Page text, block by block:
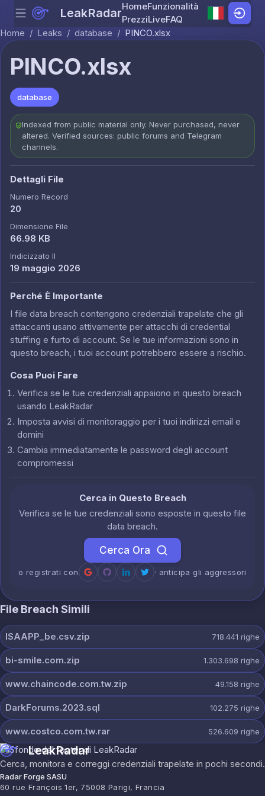
Skip to content
Menu LeakRadarHomeFunzionalità
PrezziLiveFAQ
Home / Leaks / database / PINCO.xlsx
PINCO.xlsx
database
Indexed from public material only. Never purchased, never
altered. Verified sources: public forums and Telegram
channels.
Dettagli File
Numero Record
20
Dimensione File
66.98 KB
Indicizzato Il
19 maggio 2026
Perché È Importante
I file data breach contengono credenziali trapelate che gli
attaccanti usano attivamente per attacchi di credential
stuffing e furto di account. Se le tue informazioni sono in
questo breach, i tuoi account potrebbero essere a rischio.
Cosa Puoi Fare
Verifica se le tue credenziali appaiono in questo breach
usando LeakRadar
Imposta avvisi di monitoraggio per i tuoi indirizzi email e
domini
Cambia immediatamente le password degli account
compromessi
Cerca in Questo Breach
Verifica se le tue credenziali sono esposte in questo file
data breach.
Cerca Ora
o registrati con · anticipa gli aggressori
File Breach Simili
ISAAPP_be.csv.zip 718.441 righe
bi-smile.com.zip 1.303.698 righe
www.chaincode.com.tw.zip 49.158 righe
DarkForums.2023.sql 102.275 righe
www.costco.com.tw.rar 526.609 righe
LeakRadar
Cerca, monitora e correggi credenziali trapelate in pochi secondi.
Radar Forge SASU
60 rue François 1er, 75008 Parigi, Francia